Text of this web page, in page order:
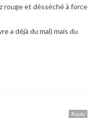
rouge et désséché à force
a déjà du mal) mais du
Reply